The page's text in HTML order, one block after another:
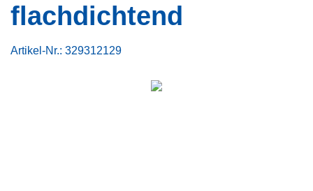
flachdichtend
Artikel-Nr.: 329312129